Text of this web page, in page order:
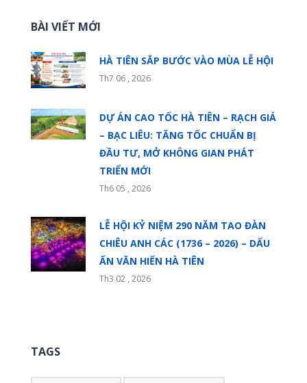
BÀI VIẾT MỚI
HÀ TIÊN SẮP BƯỚC VÀO MÙA LỄ HỘI
Th7 06 , 2026
DỰ ÁN CAO TỐC HÀ TIÊN – RẠCH GIÁ
– BẠC LIÊU: TĂNG TỐC CHUẨN BỊ
ĐẦU TƯ, MỞ KHÔNG GIAN PHÁT
TRIỂN MỚI
Th6 05 , 2026
LỄ HỘI KỶ NIỆM 290 NĂM TAO ĐÀN
CHIÊU ANH CÁC (1736 – 2026) – DẤU
ẤN VĂN HIẾN HÀ TIÊN
Th3 02 , 2026
TAGS